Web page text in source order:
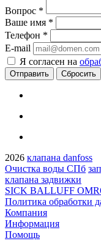
Вопрос *
Ваше имя *
Телефон *
E-mail
Я согласен на
Сбросить
2026 клапана danfoss
Очистка воды СПб
клапана задвижки
SICK BALLUFF
Политика обработки
Компания
Информация
Помощь